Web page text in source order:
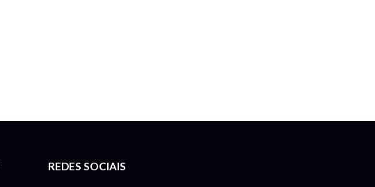
REDES SOCIAIS